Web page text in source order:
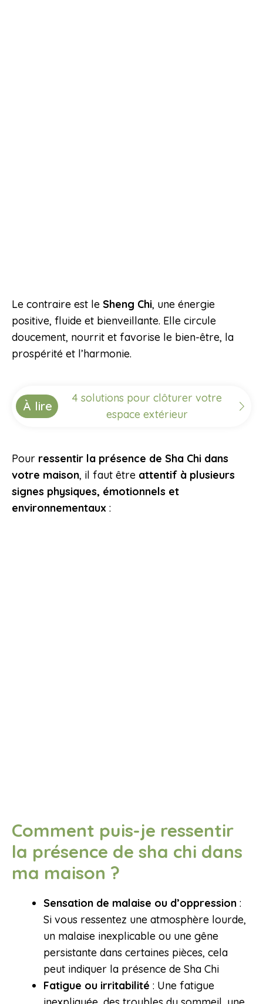
Le contraire est le Sheng Chi, une énergie
positive, fluide et bienveillante. Elle circule
doucement, nourrit et favorise le bien-être, la
prospérité et l’harmonie.
À lire
4 solutions pour clôturer votre
espace extérieur
Pour ressentir la présence de Sha Chi dans
votre maison, il faut être attentif à plusieurs
signes physiques, émotionnels et
environnementaux :
Comment puis-je ressentir
la présence de sha chi dans
ma maison ?
Sensation de malaise ou d’oppression :
Si vous ressentez une atmosphère lourde,
un malaise inexplicable ou une gêne
persistante dans certaines pièces, cela
peut indiquer la présence de Sha Chi
Fatigue ou irritabilité : Une fatigue